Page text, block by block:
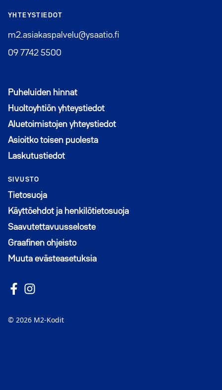
YHTEYSTIEDOT
m2.asiakaspalvelu@ysaatio.fi
09 7742 5500
Puheluiden hinnat
Huoltoyhtiön yhteystiedot
Aluetoimistojen yhteystiedot
Asioitko toisen puolesta
Laskutustiedot
SIVUSTO
Tietosuoja
Käyttöehdot ja henkilötietosuoja
Saavutettavuusseloste
Graafinen ohjeisto
Muuta evästeasetuksia
Seuraa meitä Facebookissa
Avautuu uuteen ikkunaan
Seuraa Instagramissa
Avautuu uuteen ikkunaan
© 2026 M2-Kodit